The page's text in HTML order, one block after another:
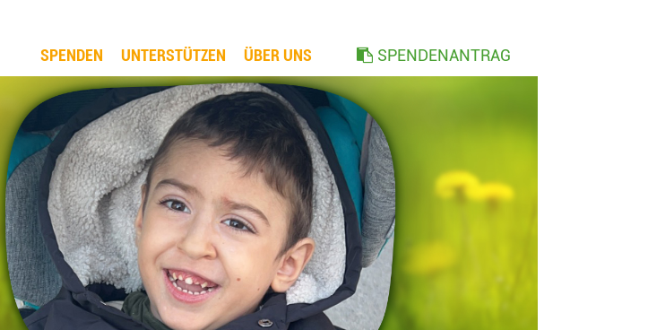
SPENDEN UNTERSTÜTZEN ÜBER UNS SPENDENANTRAG